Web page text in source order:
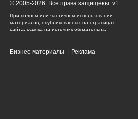
© 2005-2026. Все права защищены. v1
При полном или частичном использовании
материалов, опубликованных на страницах
сайта, ссылка на источник обязательна.
Бизнес-материалы Реклама